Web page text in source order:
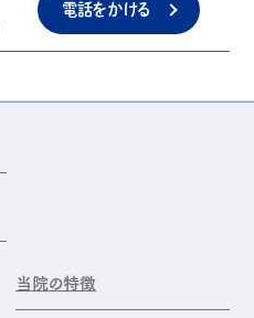
電話をかける
当院の特徴